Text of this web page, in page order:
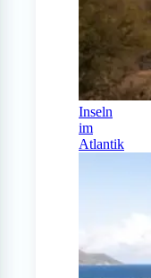
Inseln
im
Atlantik